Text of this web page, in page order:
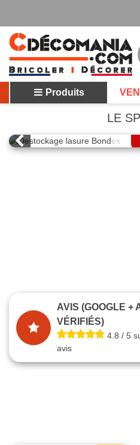
Produits
LE
AVIS (GOOGLE +
VÉRIFIÉS)
4.8 / 5
avis